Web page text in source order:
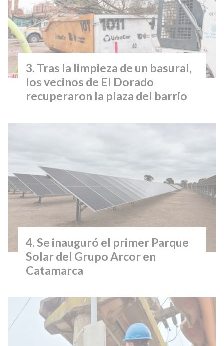
Tras la limpieza de un basural,
los vecinos de El Dorado
recuperaron la plaza del barrio
Se inauguró el primer Parque
Solar del Grupo Arcor en
Catamarca